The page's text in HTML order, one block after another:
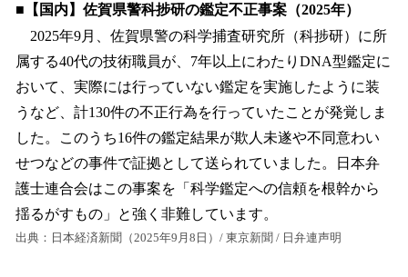
■【国内】佐賀県警科捗研の鑑定不正事案（2025年）
2025年9月、佐賀県警の科学捕査研究所（科捗研）に所
属する40代の技術職員が、7年以上にわたりDNA型鑑定に
おいて、実際には行っていない鑑定を実施したように装
うなど、計130件の不正行為を行っていたことが発覚しま
した。このうち16件の鑑定結果が欺人未遂や不同意わい
せつなどの事件で証拠として送られていました。日本弁
護士連合会はこの事案を「科学鑑定への信頼を根幹から
揺るがすもの」と強く非難しています。
出典：日本経済新聞（2025年9月8日）/ 東京新聞 / 日弁連声明